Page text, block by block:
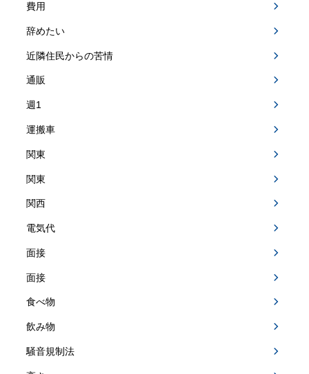
費用
辞めたい
近隣住民からの苦情
通販
週1
運搬車
関東
関東
関西
電気代
面接
面接
食べ物
飲み物
騒音規制法